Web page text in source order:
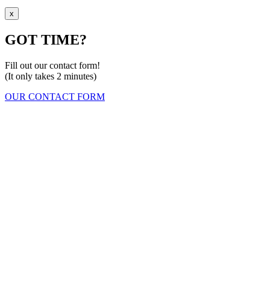
x
GOT TIME?
Fill out our contact form!
(It only takes 2 minutes)
OUR CONTACT FORM